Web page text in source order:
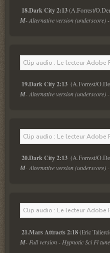
18.Dark City 2:13
M- Alternative version (underscore)
Clip audio : Le lecteur Adobe
19.Dark City 2:13
M- Alternative version (underscore)
Clip audio : Le lecteur Adobe
20.Dark City 2:13
M- Alternative version (underscore)
Clip audio : Le lecteur Adobe
21.Mars Attracts 2:18
M- Full version - Hypnotic Sci Fi